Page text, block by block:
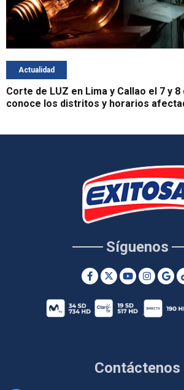
Actualidad
Corte de LUZ en Lima y Callao el 7 y
conoce los distritos y horarios
Contáctenos
Síguenos